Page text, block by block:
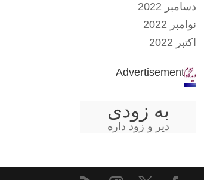
دسامبر 2022
نوامبر 2022
اکتبر 2022
Advertisement
به زودی
دیر و زود داره